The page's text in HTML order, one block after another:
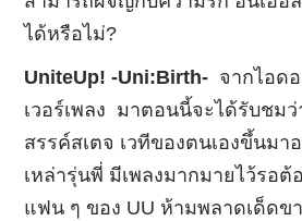
ได้หรือไม่?
UniteUp! -Uni:Birth- จากไอด
เวอร์เพลง มาตอนนี้จะได้รับชมว่
สรรค์สเตจ เวทีของตนเองขึ้นมา
เหล่ารุ่นพี่ มีเพลงมากมายไว้รอต้
แฟน ๆ ของ UU ห้ามพลาดเด็ดข